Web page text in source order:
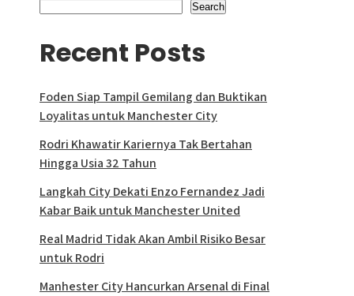
Search
Recent Posts
Foden Siap Tampil Gemilang dan Buktikan
Loyalitas untuk Manchester City
Rodri Khawatir Kariernya Tak Bertahan
Hingga Usia 32 Tahun
Langkah City Dekati Enzo Fernandez Jadi
Kabar Baik untuk Manchester United
Real Madrid Tidak Akan Ambil Risiko Besar
untuk Rodri
Manhester City Hancurkan Arsenal di Final